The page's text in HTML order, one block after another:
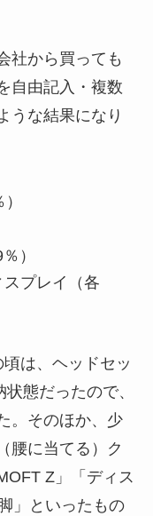
社から買っても
自由記入・複数
うな結果になり
）
プレイ（各
は、ヘッドセッ
態だったので、
。そのほか、少
腰に当てる）ク
Z」「ディス
」といったもの